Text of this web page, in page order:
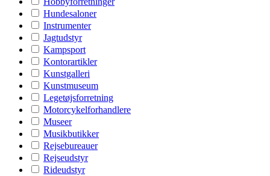
Hundesaloner
Instrumenter
Jagtudstyr
Kampsport
Kontorartikler
Kunstgalleri
Kunstmuseum
Legetøjsforretning
Motorcykelforhandlere
Museer
Musikbutikker
Rejsebureauer
Rejseudstyr
Rideudstyr